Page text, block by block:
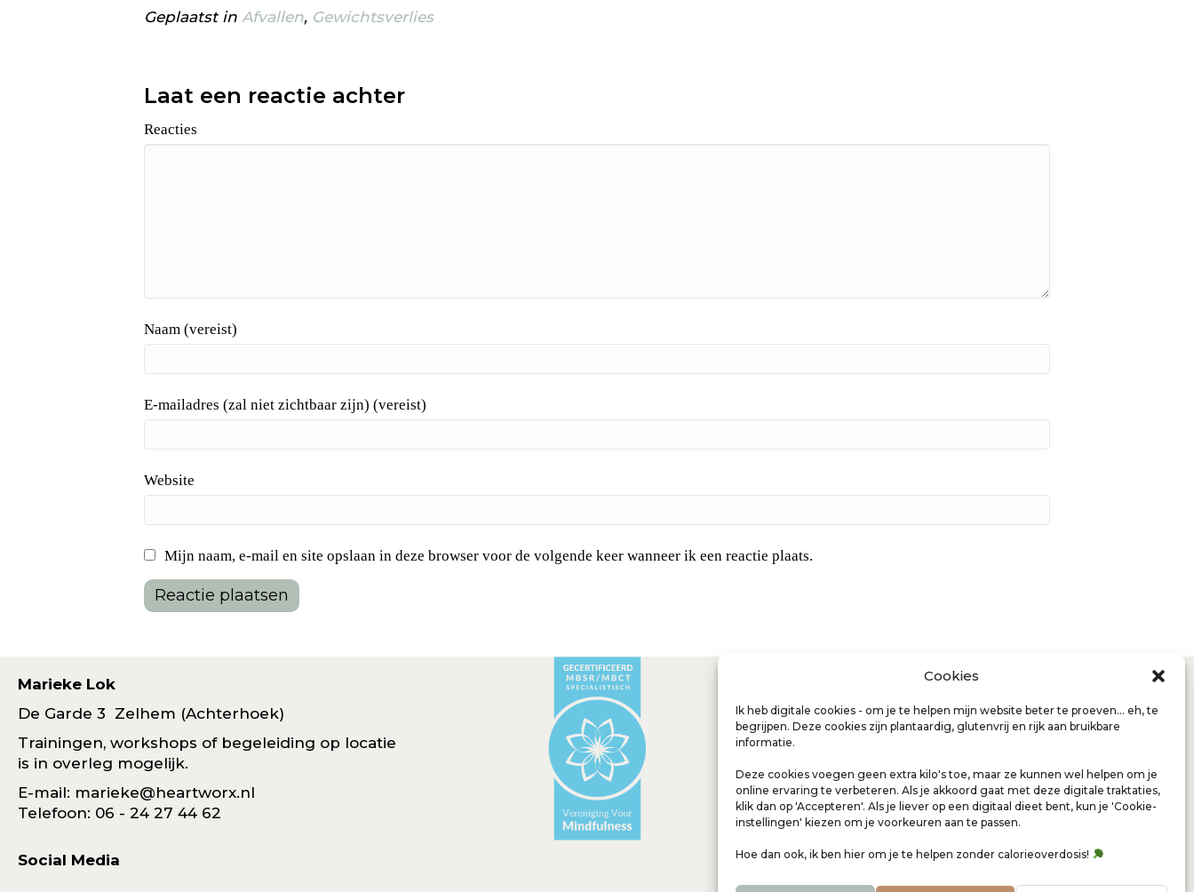
Cookies
Ik heb digitale cookies - om je te helpen mijn website beter te proeven... eh, te
begrijpen. Deze cookies zijn plantaardig, glutenvrij en rijk aan bruikbare
informatie.
Deze cookies voegen geen extra kilo's toe, maar ze kunnen wel helpen om je
online ervaring te verbeteren. Als je akkoord gaat met deze digitale traktaties,
klik dan op 'Accepteren'. Als je liever op een digitaal dieet bent, kun je 'Cookie-
instellingen' kiezen om je voorkeuren aan te passen.
Hoe dan ook, ik ben hier om je te helpen zonder calorieoverdosis!
Geplaatst in Afvallen, Gewichtsverlies
Laat een reactie achter
Reacties
Naam (vereist)
E-mailadres (zal niet zichtbaar zijn) (vereist)
Website
Mijn naam, e-mail en site opslaan in deze browser voor de volgende keer wanneer ik een reactie plaats.
Marieke Lok
De Garde 3 Zelhem (Achterhoek)
Trainingen, workshops of begeleiding op locatie
is in overleg mogelijk.
E-mail: marieke@heartworx.nl
Telefoon: 06 - 24 27 44 62
Social Media
Mindfulness & Compassie trainingen
Holistisch vitaliteitscoach Orthomoleculaire
therapie
Gespecialiseerd in Stress & Burn-Out klachten,
Hormoonbalans en de Vrouwelijke cyclus
Bestel Omega-3
Vergoedingen